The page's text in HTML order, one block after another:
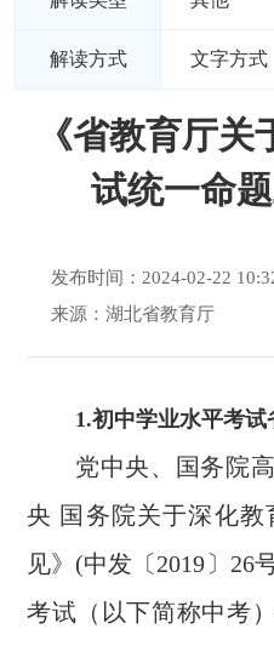
解读方式 文字方式
《省教育厅
试统一命
发布时间：2024-02-22
来源：湖北省教育厅
1.初中学业水平考
党中央、国务院
央 国务院关于深化
见》(中发〔2019〕26
考试（以下简称中考